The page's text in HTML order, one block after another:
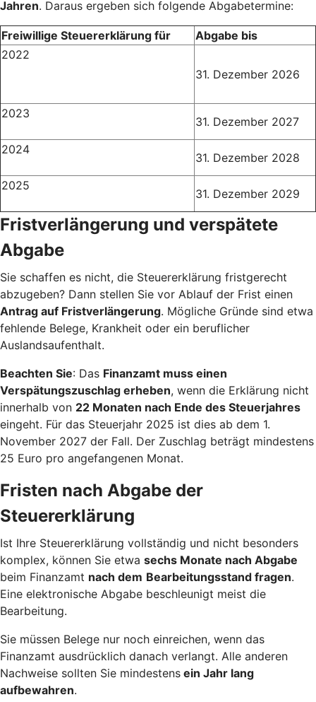
Jahren. Daraus ergeben sich folgende Abgabetermine:
Freiwillige Steuererklärung für
Abgabe bis
2022
31. Dezember 2026
2023
31. Dezember 2027
2024
31. Dezember 2028
2025
31. Dezember 2029
Fristverlängerung und verspätete
Abgabe
Sie schaffen es nicht, die Steuererklärung fristgerecht
abzugeben? Dann stellen Sie vor Ablauf der Frist einen
Antrag auf Fristverlängerung. Mögliche Gründe sind etwa
fehlende Belege, Krankheit oder ein beruflicher
Auslandsaufenthalt.
Beachten Sie: Das Finanzamt muss einen
Verspätungszuschlag erheben, wenn die Erklärung nicht
innerhalb von 22 Monaten nach Ende des Steuerjahres
eingeht. Für das Steuerjahr 2025 ist dies ab dem 1.
November 2027 der Fall. Der Zuschlag beträgt mindestens
25 Euro pro angefangenen Monat.
Fristen nach Abgabe der
Steuererklärung
Ist Ihre Steuererklärung vollständig und nicht besonders
komplex, können Sie etwa sechs Monate nach Abgabe
beim Finanzamt nach dem Bearbeitungsstand fragen.
Eine elektronische Abgabe beschleunigt meist die
Bearbeitung.
Sie müssen Belege nur noch einreichen, wenn das
Finanzamt ausdrücklich danach verlangt. Alle anderen
Nachweise sollten Sie mindestens ein Jahr lang
aufbewahren.